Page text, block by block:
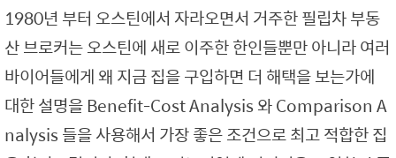
1980년 부터 오스틴에서 자라오면서 거주한 필립차 부동
산 브로커는 오스틴에 새로 이주한 한인들뿐만 아니라 여러
바이어들에게 왜 지금 집을 구입하면 더 해택을 보는가에
대한 설명을 Benefit-Cost Analysis 와 Comparison A
nalysis 들을 사용해서 가장 좋은 조건으로 최고 적합한 집